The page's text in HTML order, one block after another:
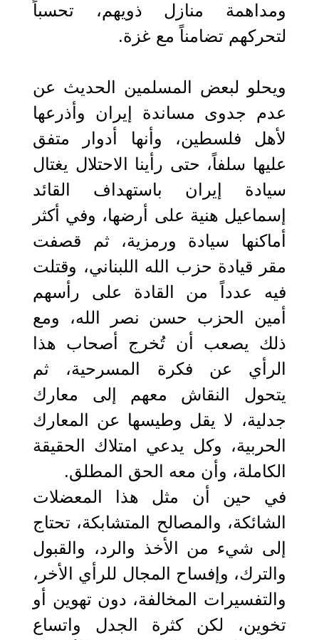
ومداهمة منازل ذويهم، تحسباً
لتحركهم تضامناً مع غزة.
ويحلو لبعض المسلمين الحديث عن
عدم جدوى مساندة إيران وأذرعها
لأهل فلسطين، وأنها أدوار متفق
عليها سلفاً، حتى رأينا الاحتلال يغتال
سيادة إيران باستهداف القائد
إسماعيل هنية على أرضها، وفي أكثر
أماكنها سيادة ورمزية، ثم قصفت
مقر قيادة حزب الله اللبناني، وقتلت
فيه عدداً من القادة على رأسهم
أمين الحزب حسن نصر الله، ومع
ذلك يصعب أن تُخرج أصحاب هذا
الرأي عن فكرة المسرحية، ثم
يتحول النقاش معهم إلى معارك
جدلية، لا يقل وطيسها عن المعارك
الحربية، وكل يدعي امتلاك الحقيقة
الكاملة، وأن معه الحق المطلق.
في حين أن مثل هذا المعضلات
الشائكة، والمصالح المتشابكة، تحتاج
إلى شيء من الأخذ والرد، والقبول
والترك، وإفساح المجال للرأي الأخر،
والتفسيرات المخالفة، دون تهوين أو
تخوين، لكن كثرة الجدل واتساع